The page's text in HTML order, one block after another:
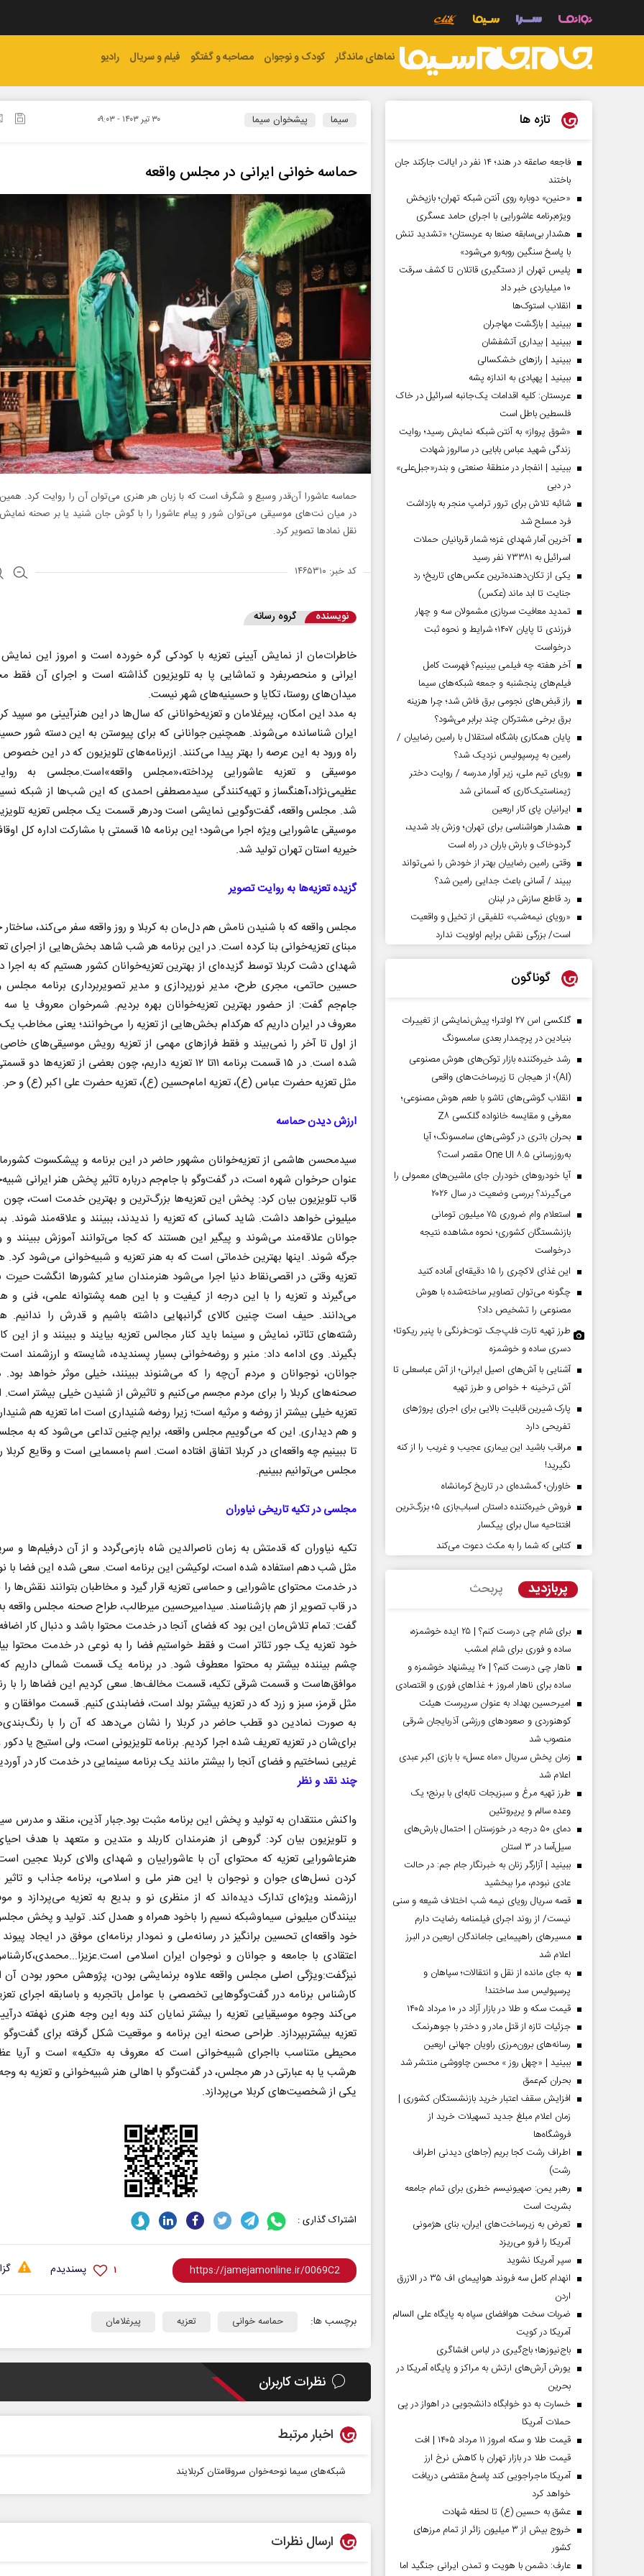
نماهای ماندگار کودک و نوجوان مصاحبه و گفتگو فیلم و سریال رادیو
سیما پیشخوان سیما ۳۰ تير ۱۴۰۳ - ۰۹:۰۳
حماسه‌ خوانی ایرانی در مجلس واقعه
حماسه عاشورا آن‌قدر وسیع و شگرف است که با زبان هر هنری می‌توان آن را روایت کرد.
در میان نت‌های موسیقی می‌توان شور و پیام عاشورا را با گوش جان شنید یا بر صحنه
نقل نمادها تصویر کرد.
کد خبر: ۱۴۶۵۳۱۰
نویسنده گروه رسانه
خاطرات‌مان از نمایش آیینی تعزیه با کودکی گره خورده است و امروز این
ایرانی و منحصربفرد و تماشایی پا به تلویزیون گذاشته است و اجرای آن فقط
میدان‌‎های روستا، تکایا و حسینیه‌های شهر نیست.
به مدد این امکان،‌ پیرغلامان و تعزیه‌خوانانی که سال‌ها در این هنرآیینی مو سپید
ایران شناسانده می‌شوند. همچنین جوانانی که برای پیوستن به این دسته شور
راه ورود به این عرصه را بهتر پیدا می‌کنند. ازبرنامه‌های تلویزیون که در این خصوص
موسیقی و تعزیه عاشورایی پرداخته،«مجلس واقعه»است.مجلسی به
عظیمی‌نژاد،آهنگساز و تهیه‌کنندگی سیدمصطفی احمدی که این شب‌ها از شبکه
شد. مجلس واقعه، گفت‌وگویی نمایشی است ودرهر قسمت یک مجلس تعزیه
موسیقی عاشورایی ویژه اجرا می‌شود؛ این برنامه ۱۵ قسمتی با مشارکت
خیریه استان تهران تولید شد.
گزیده تعزیه‌ها به روایت تصویر
مجلس واقعه که با شنیدن نامش هم دل‌مان به کربلا و روز واقعه سفر می‌کند، ساختار
مبنای تعزیه‌خوانی بنا کرده است. در این برنامه هر شب شاهد بخش‌هایی از اجرای
شهدای دشت کربلا توسط گزیده‌ای از بهترین تعزیه‌خوانان کشور هستیم که به اجرا
حسین حاتمی، مجری طرح، مدیر نورپردازی و مدیر تصویربرداری برنامه مجلس
جام‌جم گفت: از حضور بهترین تعزیه‌خوانان بهره بردیم. شمرخوان معروف یا
معروف در ایران داریم که هرکدام بخش‌هایی از تعزیه را می‌خوانند؛ یعنی مخاطب یک
از اول تا آخر را نمی‌بیند و فقط فرازهای مهمی از تعزیه رویش موسیقی‌های
شده است. در ۱۵ قسمت برنامه ۱۱تا ۱۲ تعزیه داریم، چون بعضی‌ از تعزیه‌ها
مثل تعزیه حضرت عباس (ع)، تعزیه امام‌حسین (ع)، تعزیه حضرت علی اکبر (ع)‌ و حر.
ارزش دیدن حماسه
سید‌محسن هاشمی از تعزیه‌خوانان مشهور حاضر در این برنامه و پیشکسوت
عنوان حرخوان شهره است، در گفت‌وگو با جام‌جم درباره تاثیر پخش هنر ایرانی
قاب تلویزیون بیان کرد: پخش این تعزیه‌ها بزرگ‌ترین و بهترین خدمت است،
میلیونی خواهد داشت. شاید کسانی که تعزیه را ندیدند، ببینند و علاقه‌مند شوند.
جوانان علاقه‌مند می‌شوند و پیگیر این هستند که کجا می‌توانند آموزش ببینند و
جرگه شوند. اینها بهترین خدماتی است که به هنر تعزیه و شبیه‌خوانی می‌شود کرد.
تعزیه وقتی در اقصی‌نقاط دنیا اجرا می‌شود هنرمندان سایر کشورها انگشت
می‌گیرند و تعزیه را با این درجه از کیفیت و با این همه پشتوانه علمی، فنی و
می‌دانند. حیف است چنین کالای گرانبهایی داشته باشیم و قدرش را ندانیم.
رشته‌های تئاتر، نمایش و سینما باید کنار مجالس تعزیه بیایند و ببینند و از این
بگیرند. وی ادامه داد: منبر و روضه‌خوانی بسیار پسندیده، شایسته و ارزشمند
جوانان، نوجوانان و مردم آن‌چه را که می‌شنوند ببینند، خیلی موثر خواهد بود.
صحنه‌های کربلا را برای مردم مجسم می‌کنیم و تاثیرش از شنیدن خیلی بیشتر است.
تعزیه خیلی بیشتر از روضه و مرثیه است؛ زیرا روضه شنیداری است اما تعزیه هم
و هم دیداری. این که می‌گوییم مجلس واقعه، برایم چنین تداعی می‌شود که به
تا ببینیم چه واقعه‌ای در کربلا اتفاق افتاده است. اسم با‌مسمایی است و وقایع
مجلس می‌توانیم ببینیم.
مجلسی در تکیه تاریخی نیاوران
تکیه نیاوران که قدمتش به زمان ناصرالدین شاه بازمی‌گردد و از آن درفیلم‌ها و
مثل شب دهم استفاده شده است، لوکیشن این برنامه است. سعی شده این فضا با
در خدمت محتوای عاشورایی و حماسی تعزیه قرار گیرد و مخاطبان بتوانند نقش‌ها
در قاب تصویر از هم بازشناسند. سیدامیرحسین میرطالب، طراح صحنه مجلس واقعه
گفت: تمام تلاش‌مان این بود که فضای آنجا در خدمت محتوا باشد و دنبال کار
خود تعزیه یک جور تئاتر است و فقط خواستیم فضا را به نوعی در خدمت محتوا
چشم بیننده بیشتر به محتوا معطوف شود. در برنامه یک قسمت شمالی داریم
موافق‌هاست و قسمت شرقی تکیه، قسمت مخالف‌ها. سعی کردیم این فضاها را با
مثل قرمز، سبز و زرد که در تعزیه بیشتر بولد است، فضابندی کنیم. قسمت موافقان و
به صورت نمادین دو قطب حاضر در کربلا را نشان می‌دهد که آن را با
برای‌شان در تعزیه تعریف شده اجرا کردیم. برنامه تلویزیونی است، ولی استیج یا
غریبی نساختیم و فضای آنجا را بیشتر مانند یک برنامه سینمایی در خدمت کار در
چند نقد و نظر
واکنش منتقدان به تولید و پخش این برنامه مثبت بود.جبار آذین، منقد و مدرس
و تلویزیون بیان کرد: گروهی از هنرمندان کاربلد و متدین و متعهد با هدف
هنرعاشورایی تعزیه که محتوای آن با عاشوراییان و شهدای والای کربلا عجین
کردن نسل‌های جوان و نوجوان با این هنر ملی و اسلامی، برنامه جذاب و
ارزشمند ویژه‌ای تدارک دیده‌اند که از منظری نو و بدیع به تعزیه می‌پردازد و
بینندگان میلیونی سیماوشبکه نسیم را باخود همراه و همدل کند. تولید و پخش
خود واقعه‌ای تحسین برانگیز در رسانه‌ملی و نمودار برنامه‌ای موفق در ایجاد
اعتقادی با جامعه و جوانان و نوجوان ایران اسلامی
نیزگفت:ویژگی اصلی مجلس واقعه علاوه برنمایشی بودن، پژوهش محور بودن
کارشناس برنامه درر گفت‌وگوهایی تخصصی با عوامل با‌تجربه و باسابقه اجرای
می‌کند وجوه موسیقیایی تعزیه را بیشتر نمایان کند وبه این وجه هنری نهفته
تعزیه بیشتربپردازد. طراحی صحنه این برنامه و موقعیت شکل گرفته برای گفت‌وگو
محیطی متناسب بااجرای شبیه‌خوانی است که معروف به «تکیه» است و آریا
هرشب یا به عبارتی در هر مجلس، در گفت‌وگو با اهالی هنر شبیه‌خوانی و تعزیه به
یکی از شخصیت‌های کربلا می‌پردازد.
اشتراک گذاری :
پسندیدم ۱
برچسب ها: حماسه خوانی تعزیه پیرغلامان
نظرات کاربران
اخبار مرتبط
شبکه‌‌های سیما نوحه‌خوان سروقامتان کربلایند
ارسال نظرات
تازه ها
فاجعه صاعقه در هند؛ ۱۴ نفر در ایالت جارکند جان
باختند
«حنین» دوباره روی آنتن شبکه تهران؛ بازپخش
ویژه‌برنامه عاشورایی با اجرای حامد عسگری
هشدار بی‌سابقه صنعا به عربستان؛ «تشدید تنش
با پاسخ سنگین روبه‌رو می‌شود»
پلیس تهران از دستگیری قاتلان تا کشف سرقت
۱۰ میلیاردی خبر داد
انقلاب استوک‌ها
ببینید | بازگشت مهاجران
ببینید | بیداری آتشفشان
ببینید | رازهای خشکسالی
ببینید | پهپادی به اندازه پشه
عربستان: کلیه اقدامات یک‌جانبه اسرائیل در خاک
فلسطین باطل است
«شوق پرواز» به آنتن شبکه نمایش رسید؛ روایت
زندگی شهید عباس بابایی در سالروز شهادت
ببینید | انفجار در منطقۀ صنعتی و بندر«جبل‌علی»
در دبی
شائبه تلاش برای ترور ترامپ منجر به بازداشت
فرد مسلح شد
آخرین آمار شهدای غزه؛ شمار قربانیان حملات
اسرائیل به ۷۳۳۸۱ نفر رسید
یکی از تکان‌دهنده‌ترین عکس‌های تاریخ؛ رد
جنایت تا ابد ماند (عکس)
تمدید معافیت سربازی مشمولان سه و چهار
فرزندی تا پایان ۱۴۰۷؛ شرایط و نحوه ثبت
درخواست
آخر هفته چه فیلمی ببینیم؟ فهرست کامل
فیلم‌های پنجشنبه و جمعه شبکه‌های سیما
راز قبض‌های نجومی برق فاش شد؛ چرا هزینه
برق برخی مشترکان چند برابر می‌شود؟
پایان همکاری باشگاه استقلال با رامین رضاییان /
رامین به پرسپولیس نزدیک شد؟
رویای تیم ملی، زیر آوار مدرسه / روایت دختر
ژیمناستیک‌کاری که آسمانی شد
ایرانیان پای کار اربعین
هشدار هواشناسی برای تهران؛ وزش باد شدید،
گردوخاک و بارش باران در راه است
وقتی رامین رضاییان بهتر از خودش را نمی‌تواند
ببیند / آسانی باعث جدایی رامین شد؟
رد قاطع سازش در لبنان
«رویای نیمه‌شب» تلفیقی از تخیل و واقعیت
است/ بزرگی نقش برایم اولویت ندارد
گوناگون
گلکسی اس ۲۷ اولترا؛ پیش‌نمایشی از تغییرات
بنیادین در پرچمدار بعدی سامسونگ
رشد خیره‌کننده بازار توکن‌های هوش مصنوعی
(AI)؛ از هیجان تا زیرساخت‌های واقعی
انقلاب گوشی‌های تاشو‌ با طعم هوش مصنوعی؛
معرفی و مقایسه خانواده گلکسی Z۸
بحران باتری در گوشی‌های سامسونگ؛ آیا
به‌روزرسانی One UI ۸.۵ مقصر است؟
آیا خودروهای خودران جای ماشین‌های معمولی را
می‌گیرند؟ بررسی وضعیت در سال ۲۰۲۶
استعلام وام ضروری ۷۵ میلیون تومانی
بازنشستگان کشوری؛ نحوه مشاهده نتیجه
درخواست
این غذای لاکچری را ۱۵ دقیقه‌ای آماده کنید
چگونه می‌توان تصاویر ساخته‌شده با هوش
مصنوعی را تشخیص داد؟
طرز تهیه تارت فلپ‌جک توت‌فرنگی با پنیر ریکوتا؛
دسری ساده و خوشمزه
آشنایی با آش‌های اصیل ایرانی؛ از آش عباسعلی تا
آش ترخینه + خواص و طرز تهیه
پارک شیرین قابلیت‌ بالایی برای اجرای پروژهای
تفریحی دارد
مراقب باشید این بیماری عجیب و غریب را از کنه
نگیرید!
خاوران؛ گمشده‌ای در تاریخ کرمانشاه
فروش خیره‌کننده داستان اسباب‌بازی ۵؛ بزرگ‌ترین
افتتاحیه سال برای پیکسار
کتابی که شما را به مکث دعوت می‌کند
پربازدید پربحث
برای شام چی درست کنم؟ | ۲۵ ایده خوشمزه،
ساده و فوری برای شام امشب
ناهار چی درست کنم؟ | ۲۰ پیشنهاد خوشمزه و
ساده برای ناهار امروز + غذاهای فوری و اقتصادی
امیرحسین بهداد به عنوان سرپرست هیئت
کوهنوردی و صعودهای ورزشی آذربایجان شرقی
منصوب شد
زمان پخش سریال «ماه عسل» با بازی اکبر عبدی
اعلام شد
طرز تهیه مرغ و سبزیجات تابه‌ای با برنج؛ یک
وعده سالم و پرپروتئین
دمای ۵۰ درجه در خوزستان | احتمال بارش‌های
سیل‌آسا در ۳ استان
ببینید | آزارگر زنان به خبرنگار جام جم: در حالت
عادی نبودم، مرا ببخشید
قصه سریال رویای نیمه شب اختلاف شیعه و سنی
نیست/ از روند اجرای فیلمنامه رضایت دارم
مسیر‌های راهپیمایی جاماندگان اربعین در البرز
اعلام شد
به جای مانده از نقل و انتقالات؛ سپاهان و
پرسپولیس سد ساختند!
قیمت سکه و طلا در بازار آزاد در ۱۰ مرداد ۱۴۰۵
جزئیات تازه از قتل مادر و دختر با جوهرنمک
رسانه‌های برون‌مرزی راویان جهانی اربعین
ببینید | «چهل روز » محسن چاووشی منتشر شد
بحران کم‌عمق
افزایش سقف اعتبار خرید بازنشستگان کشوری |
زمان اعلام مبلغ جدید تسهیلات خرید از
فروشگاه‌ها
اطراف رشت کجا بریم (جاهای دیدنی اطراف
رشت)
رهبر یمن: صهیونیسم خطری برای تمام جامعه
بشریت است
تعرض به زیرساخت‌های ایران، بنای هژمونی
آمریکا را فرو می‌ریزد
سپر آمریکا نشوید
انهدام کامل سه فروند هواپیمای اف ۳۵ در الازرق
اردن
ضربات سخت هوافضای سپاه به پایگاه علی السالم
آمریکا در کویت
باج‌نیوزها؛ باج‌گیری در لباس افشاگری
یورش آرش‌های ارتش به مراکز و پایگاه‌ آمریکا در
بحرین
خسارت به دو خوابگاه دانشجویی در اهواز در پی
حملات آمریکا
قیمت طلا و سکه امروز ۱۱ مرداد ۱۴۰۵ | افت
قیمت طلا در بازار تهران با کاهش نرخ ارز
آمریکا ماجراجویی کند پاسخ مقتضی دریافت
خواهد کرد
عشق به حسین (ع) تا لحظه شهادت
خروج بیش از ۳ میلیون زائر از تمام مرز‌های
کشور
عارف: دشمن با هویت و تمدن ایرانی جنگید اما
- کارشناس ارشد مسائل منطقه
حادثه‌های کوچک سرنوشت‌های
بزرگ
محمدجعفر محمدزاده - نویسنده و پژوهشگر
مدیریت ایرانی بر شناور‌های مضر
در تنگه هرمز
صداوسیما
رحمت‌الله
صفحات نخست روزنامه ها‌ی یکشنبه ۴ مردادماه